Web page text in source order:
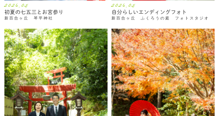
2026.05
初夏の七五三とお宮参り
新百合ヶ丘 琴平神社
2026.05
自分らしいエンディングフォト
新百合ヶ丘 ふくろうの庭 フォトスタジオ